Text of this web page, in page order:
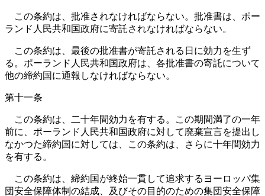
この条約は、批准されなければならない。批准書は、ポー
ランド人民共和国政府に寄託されなければならない。
この条約は、最後の批准書が寄託される日に効力を生ず
る。ポーランド人民共和国政府は、各批准書の寄託について
他の締約国に通報しなければならない。
第十一条
この条約は、二十年間効力を有する。この期間満了の一年
前に、ポーランド人民共和国政府に対して廃棄宣言を提出し
なかつた締約国に対しては、この条約は、さらに十年間効力
を有する。
この条約は、締約国が終始一貫して追求するヨーロッパ集
団安全保障体制の結成、及びその目的のための集団安全保障